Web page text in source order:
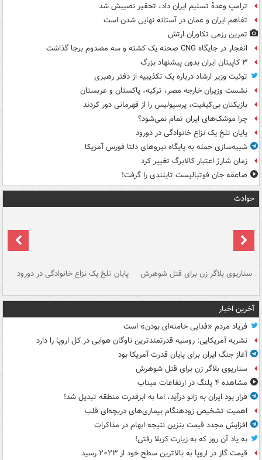
ترامپ وعدۀ تسلیم ایران داد، تحقیر نصیبش شد
تفاهم ایران و عمان در آستانه نهایی شدن است
تمرین رزمی تکاوران ارتش
انفجار در جایگاه CNG صحنه یک کشته و سه مصدوم برجا گذاشت
۳ کاپیتان ایران بدون پیشنهاد بزرگ
توئیت وزیر ارشاد درباره یک تکذیبیه از دفتر رهبری
نشست وزیران خارجه مصر، ترکیه، پاکستان و عربستان
بازیکنان بی‌کیفیت، پرسپولیس را از قهرمانی دور کردند
چرا موشک‌های ایران تمام نمی‌شود؟
پایان تلخ یک نزاع خانوادگی در دورود
شبیه‌سازی حمله به پایگاه نیروهای دلتا فورس آمریکا
زمان شارژ اعتبار کالابرگ تغییر کرد
صاعقه جان فوتبالیست تایلندی را گرفت!
حوادث
سناریوی بلاگر زن برای قتل شوهرش پایان تلخ یک نزاع خانوادگی در دورود
آخرین اخبار
فریاد مردم «فدایی خامنه‌ای بودن» است
نشریه آمریکایی: روسیه قدرتمندترین ناوگان هوایی در کل اروپا را دارد
آغاز جنگ ایران برای پایان قدرت آمریکا بود
سناریوی بلاگر زن برای قتل شوهرش
مشاهده ۴ پلنگ در ارتفاعات میناب
قرار بود ایران به زانو درآید، اما به ابرقدرت منطقه تبدیل شد!
اهمیت تشخیص زودهنگام بیماری‌های دریچه‌ای قلب
افزایش مجدد قیمت بنزین نتیجه ابهام در مذاکرات
به یاد آن روز که به زیارت کربلا رفتی!
قیمت گاز در اروپا به بالاترین سطح خود از ۲۰۲۳ رسید